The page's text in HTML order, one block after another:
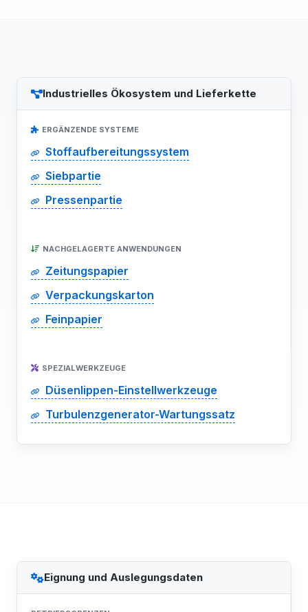
Industrielles Ökosystem und Lieferkette
ERGÄNZENDE SYSTEME
Stoffaufbereitungssystem
Siebpartie
Pressenpartie
NACHGELAGERTE ANWENDUNGEN
Zeitungspapier
Verpackungskarton
Feinpapier
SPEZIALWERKZEUGE
Düsenlippen-Einstellwerkzeuge
Turbulenzgenerator-Wartungssatz
Eignung und Auslegungsdaten